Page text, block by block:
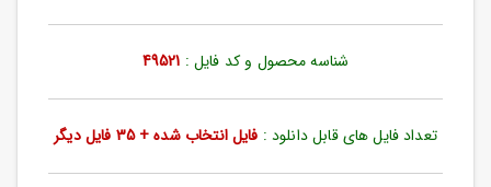
ورود
به
شناسه محصول و کد فایل : 49521
تعداد فایل های قابل دانلود : فایل انتخاب شده + 35 فایل دیگر